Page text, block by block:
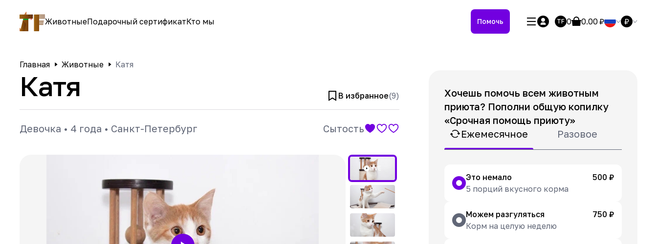
ЖивотныеПодарочный сертификатКто мы Помочь TF 0 0.00₽ ₽
Главная Животные Катя
Катя В избранное(9)
Девочка • 4 года • Санкт-Петербург Сытость
LIVE
Хочешь помочь всем животным
приюта? Пополни общую копилку
«Срочная помощь приюту»
Ежемесячное
Разовое
Это немало
500 ₽
5 порций вкусного корма
Можем разгуляться
750 ₽
Корм на целую неделю